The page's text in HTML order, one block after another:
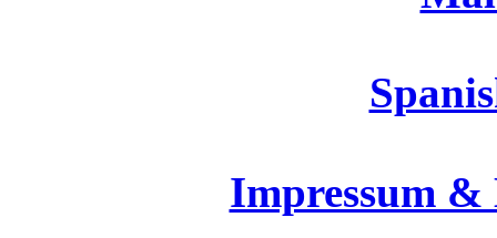
Impressum